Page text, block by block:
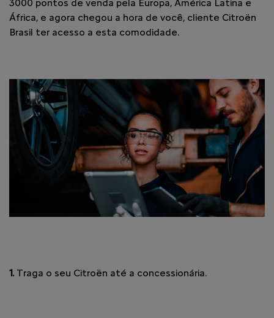
3000 pontos de venda pela Europa, América Latina e
África, e agora chegou a hora de você, cliente Citroën
Brasil ter acesso a esta comodidade.
1. Traga o seu Citroën até a concessionária.